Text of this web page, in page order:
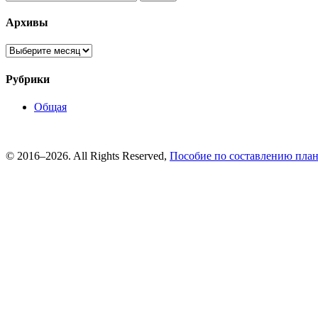
Архивы
Архивы
Рубрики
Общая
© 2016–2026. All Rights Reserved, Пособие по составлению